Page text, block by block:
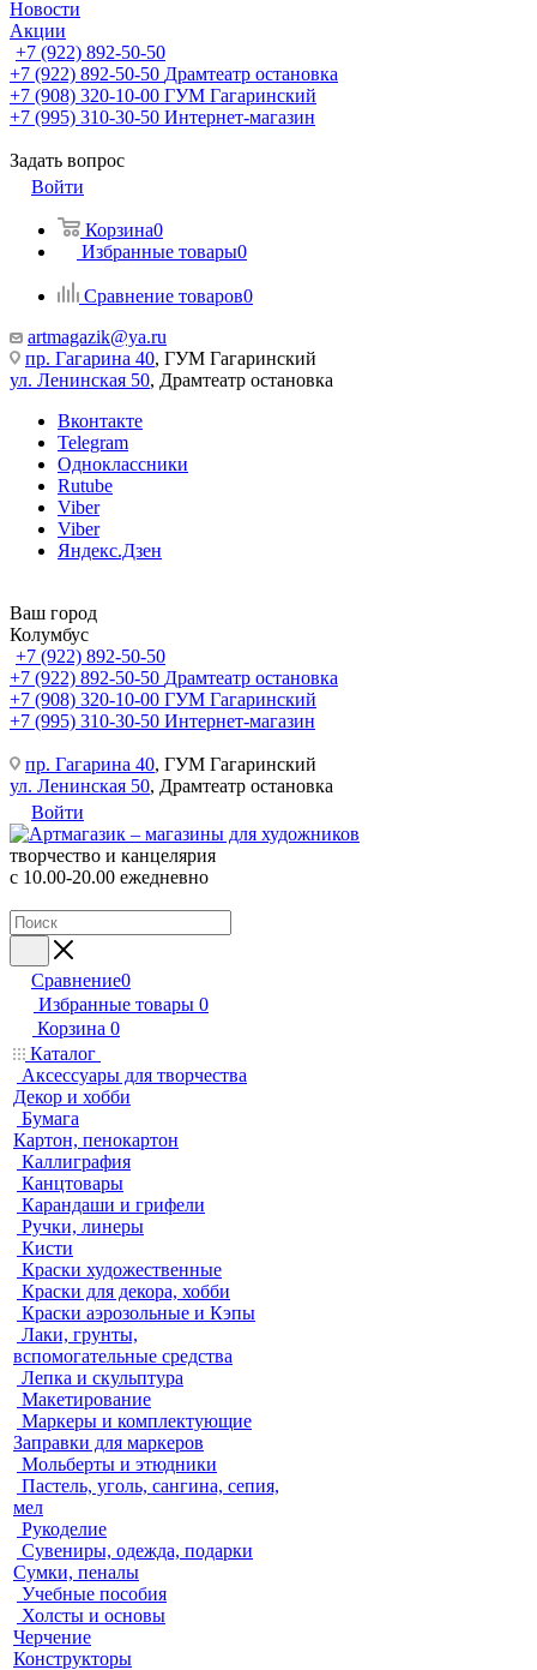
Новости
Акции
+7 (922) 892-50-50
+7 (922) 892-50-50 Драмтеатр остановка
+7 (908) 320-10-00 ГУМ Гагаринский
+7 (995) 310-30-50 Интернет-магазин
Задать вопрос
Войти
Корзина0
Избранные товары0
Сравнение товаров0
artmagazik@ya.ru
пр. Гагарина 40, ГУМ Гагаринский
ул. Ленинская 50, Драмтеатр остановка
Вконтакте
Telegram
Одноклассники
Rutube
Viber
Viber
Яндекс.Дзен
Ваш город
Колумбус
+7 (922) 892-50-50
+7 (922) 892-50-50 Драмтеатр остановка
+7 (908) 320-10-00 ГУМ Гагаринский
+7 (995) 310-30-50 Интернет-магазин
пр. Гагарина 40, ГУМ Гагаринский
ул. Ленинская 50, Драмтеатр остановка
Войти
творчество и канцелярия
с 10.00-20.00 ежедневно
Сравнение0
Избранные товары 0
Корзина 0
Каталог
Аксессуары для творчества
Декор и хобби
Бумага
Картон, пенокартон
Каллиграфия
Канцтовары
Карандаши и грифели
Ручки, линеры
Кисти
Краски художественные
Краски для декора, хобби
Краски аэрозольные и Кэпы
Лаки, грунты,
вспомогательные средства
Лепка и скульптура
Макетирование
Маркеры и комплектующие
Заправки для маркеров
Мольберты и этюдники
Пастель, уголь, сангина, сепия,
мел
Рукоделие
Сувениры, одежда, подарки
Сумки, пеналы
Учебные пособия
Холсты и основы
Черчение
Конструкторы